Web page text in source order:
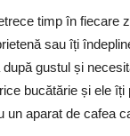
timp în fiecare
sau îți
gustul și
bucătărie și ele îți
aparat de cafea